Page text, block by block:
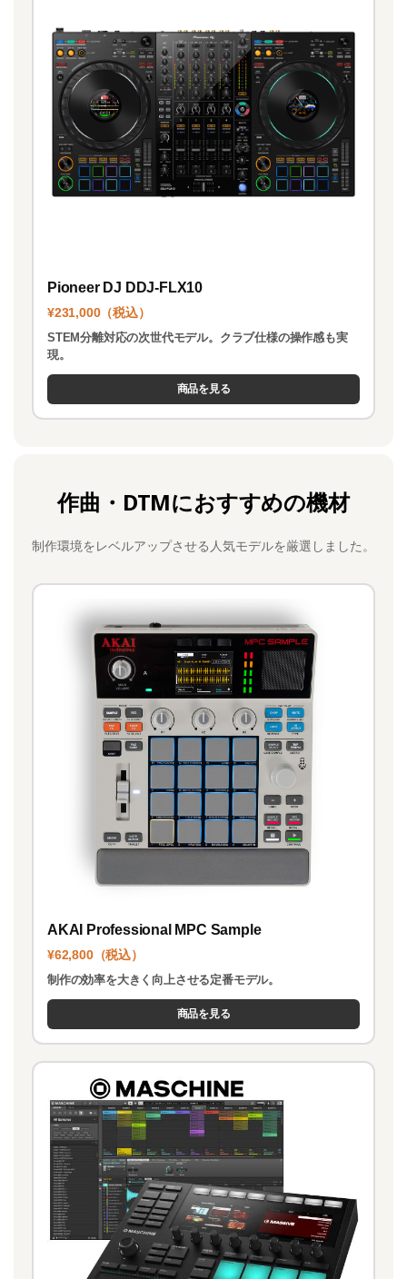
Pioneer DJ DDJ-FLX10
¥231,000（税込）
STEM分離対応の次世代モデル。クラブ仕様の操作感も実
現。
商品を見る
作曲・DTMにおすすめの機材
制作環境をレベルアップさせる人気モデルを厳選しました。
AKAI Professional MPC Sample
¥62,800（税込）
制作の効率を大きく向上させる定番モデル。
商品を見る